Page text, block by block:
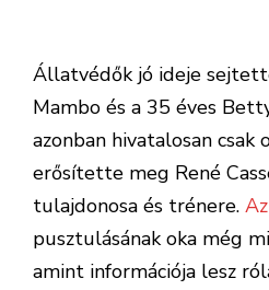
Állatvédők jó ideje
Mambo és a 35 éves
azonban hivatalosan
erősítette meg René
tulajdonosa és trénere.
pusztulásának oka még
amint információja lesz